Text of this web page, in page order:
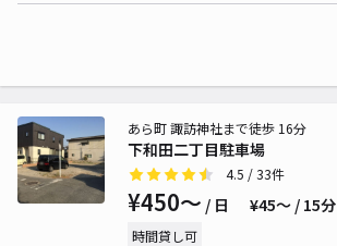
下和田二丁目駐車場
あら町 諏訪神社まで徒歩 16分
4.5 / 33件
¥450〜 / 日 ¥45〜 / 15分
時間貸し可